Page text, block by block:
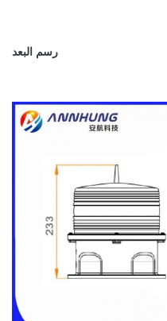
رسم البعد